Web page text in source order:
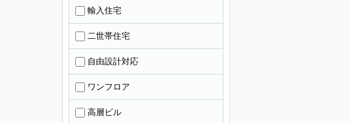
輸入住宅
二世帯住宅
自由設計対応
ワンフロア
高層ビル